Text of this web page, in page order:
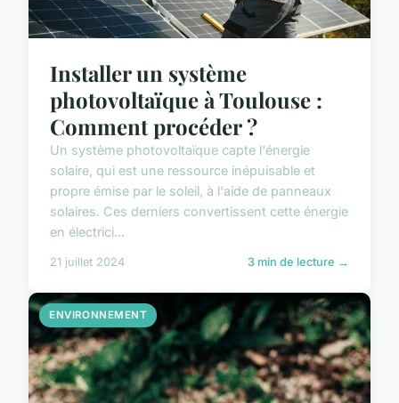
Installer un système
photovoltaïque à Toulouse :
Comment procéder ?
Un système photovoltaïque capte l'énergie
solaire, qui est une ressource inépuisable et
propre émise par le soleil, à l'aide de panneaux
solaires. Ces derniers convertissent cette énergie
en électrici...
21 juillet 2024 3 min de lecture →
ENVIRONNEMENT